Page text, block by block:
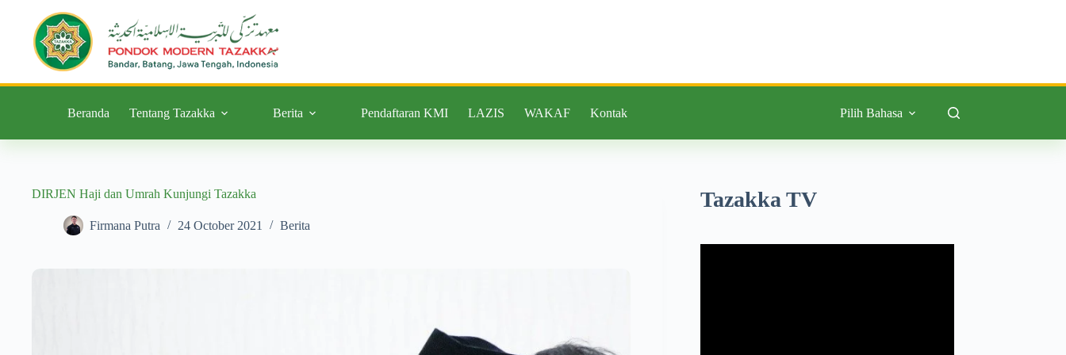
Beranda Tentang Tazakka Berita Pendaftaran KMI LAZIS WAKAF Kontak Pilih Bahasa
DIRJEN Haji dan Umrah Kunjungi Tazakka
Firmana Putra 24 October 2021 Berita
Tazakka TV